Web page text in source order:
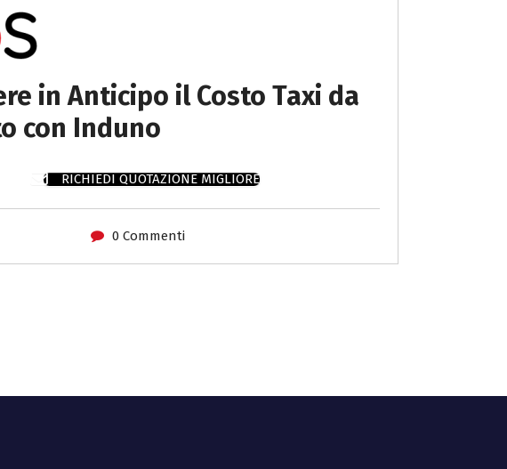
in Anticipo il Costo Taxi da
con Induno
RICHIEDI QUOTAZIONE MIGLIORE
0 Commenti